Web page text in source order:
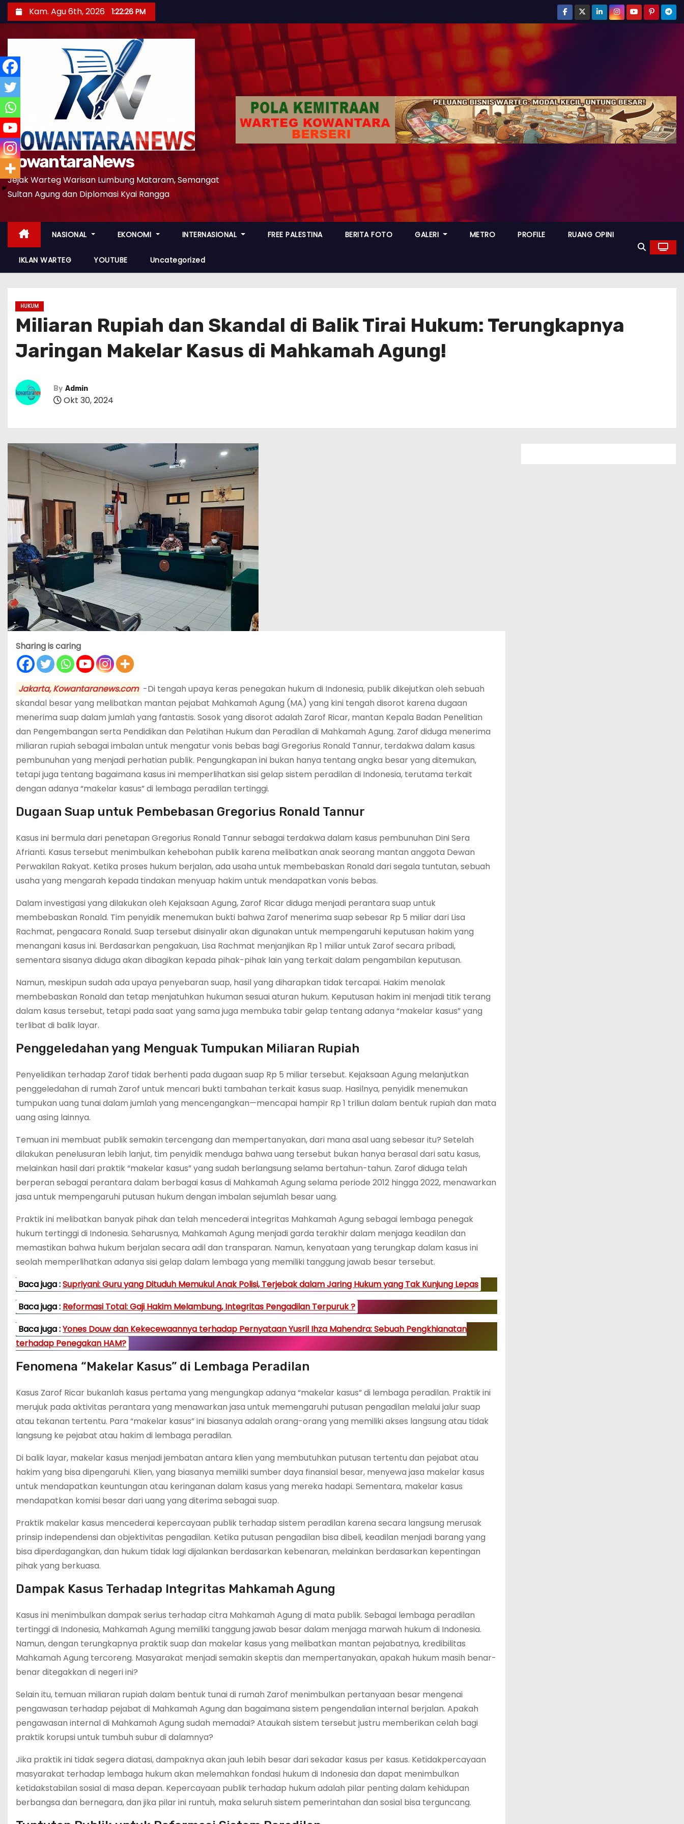
k
t
o
n
e
t
Kam. Agu 6th, 2026 1:22:27 PM
KowantaraNews
Jejak Warteg Warisan Lumbung Mataram, Semangat
Sultan Agung dan Diplomasi Kyai Rangga
NASIONAL EKONOMI INTERNASIONAL FREE PALESTINA BERITA FOTO GALERI METRO PROFILE RUANG OPINI
IKLAN WARTEG YOUTUBE Uncategorized
HUKUM
Miliaran Rupiah dan Skandal di Balik Tirai Hukum: Terungkapnya
Jaringan Makelar Kasus di Mahkamah Agung!
By Admin
Okt 30, 2024
Sharing is caring
Jakarta, Kowantaranews.com -Di tengah upaya keras penegakan hukum di Indonesia, publik dikejutkan oleh sebuah
skandal besar yang melibatkan mantan pejabat Mahkamah Agung (MA) yang kini tengah disorot karena dugaan
menerima suap dalam jumlah yang fantastis. Sosok yang disorot adalah Zarof Ricar, mantan Kepala Badan Penelitian
dan Pengembangan serta Pendidikan dan Pelatihan Hukum dan Peradilan di Mahkamah Agung. Zarof diduga menerima
miliaran rupiah sebagai imbalan untuk mengatur vonis bebas bagi Gregorius Ronald Tannur, terdakwa dalam kasus
pembunuhan yang menjadi perhatian publik. Pengungkapan ini bukan hanya tentang angka besar yang ditemukan,
tetapi juga tentang bagaimana kasus ini memperlihatkan sisi gelap sistem peradilan di Indonesia, terutama terkait
dengan adanya “makelar kasus” di lembaga peradilan tertinggi.
Dugaan Suap untuk Pembebasan Gregorius Ronald Tannur
Kasus ini bermula dari penetapan Gregorius Ronald Tannur sebagai terdakwa dalam kasus pembunuhan Dini Sera
Afrianti. Kasus tersebut menimbulkan kehebohan publik karena melibatkan anak seorang mantan anggota Dewan
Perwakilan Rakyat. Ketika proses hukum berjalan, ada usaha untuk membebaskan Ronald dari segala tuntutan, sebuah
usaha yang mengarah kepada tindakan menyuap hakim untuk mendapatkan vonis bebas.
Dalam investigasi yang dilakukan oleh Kejaksaan Agung, Zarof Ricar diduga menjadi perantara suap untuk
membebaskan Ronald. Tim penyidik menemukan bukti bahwa Zarof menerima suap sebesar Rp 5 miliar dari Lisa
Rachmat, pengacara Ronald. Suap tersebut disinyalir akan digunakan untuk mempengaruhi keputusan hakim yang
menangani kasus ini. Berdasarkan pengakuan, Lisa Rachmat menjanjikan Rp 1 miliar untuk Zarof secara pribadi,
sementara sisanya diduga akan dibagikan kepada pihak-pihak lain yang terkait dalam pengambilan keputusan.
Namun, meskipun sudah ada upaya penyebaran suap, hasil yang diharapkan tidak tercapai. Hakim menolak
membebaskan Ronald dan tetap menjatuhkan hukuman sesuai aturan hukum. Keputusan hakim ini menjadi titik terang
dalam kasus tersebut, tetapi pada saat yang sama juga membuka tabir gelap tentang adanya “makelar kasus” yang
terlibat di balik layar.
Penggeledahan yang Menguak Tumpukan Miliaran Rupiah
Penyelidikan terhadap Zarof tidak berhenti pada dugaan suap Rp 5 miliar tersebut. Kejaksaan Agung melanjutkan
penggeledahan di rumah Zarof untuk mencari bukti tambahan terkait kasus suap. Hasilnya, penyidik menemukan
tumpukan uang tunai dalam jumlah yang mencengangkan—mencapai hampir Rp 1 triliun dalam bentuk rupiah dan mata
uang asing lainnya.
Temuan ini membuat publik semakin tercengang dan mempertanyakan, dari mana asal uang sebesar itu? Setelah
dilakukan penelusuran lebih lanjut, tim penyidik menduga bahwa uang tersebut bukan hanya berasal dari satu kasus,
melainkan hasil dari praktik “makelar kasus” yang sudah berlangsung selama bertahun-tahun. Zarof diduga telah
berperan sebagai perantara dalam berbagai kasus di Mahkamah Agung selama periode 2012 hingga 2022, menawarkan
jasa untuk mempengaruhi putusan hukum dengan imbalan sejumlah besar uang.
Praktik ini melibatkan banyak pihak dan telah mencederai integritas Mahkamah Agung sebagai lembaga penegak
hukum tertinggi di Indonesia. Seharusnya, Mahkamah Agung menjadi garda terakhir dalam menjaga keadilan dan
memastikan bahwa hukum berjalan secara adil dan transparan. Namun, kenyataan yang terungkap dalam kasus ini
seolah memperlihatkan adanya sisi gelap dalam lembaga yang memiliki tanggung jawab besar tersebut.
Baca juga :Supriyani: Guru yang Dituduh Memukul Anak Polisi, Terjebak dalam Jaring Hukum yang Tak Kunjung Lepas
Baca juga : Reformasi Total: Gaji Hakim Melambung, Integritas Pengadilan Terpuruk ?
Baca juga :Yones Douw dan Kekecewaannya terhadap Pernyataan Yusril Ihza Mahendra: Sebuah Pengkhianatan
terhadap Penegakan HAM?
Fenomena “Makelar Kasus” di Lembaga Peradilan
Kasus Zarof Ricar bukanlah kasus pertama yang mengungkap adanya “makelar kasus” di lembaga peradilan. Praktik ini
merujuk pada aktivitas perantara yang menawarkan jasa untuk memengaruhi putusan pengadilan melalui jalur suap
atau tekanan tertentu. Para “makelar kasus” ini biasanya adalah orang-orang yang memiliki akses langsung atau tidak
langsung ke pejabat atau hakim di lembaga peradilan.
Di balik layar, makelar kasus menjadi jembatan antara klien yang membutuhkan putusan tertentu dan pejabat atau
hakim yang bisa dipengaruhi. Klien, yang biasanya memiliki sumber daya finansial besar, menyewa jasa makelar kasus
untuk mendapatkan keuntungan atau keringanan dalam kasus yang mereka hadapi. Sementara, makelar kasus
mendapatkan komisi besar dari uang yang diterima sebagai suap.
Praktik makelar kasus mencederai kepercayaan publik terhadap sistem peradilan karena secara langsung merusak
prinsip independensi dan objektivitas pengadilan. Ketika putusan pengadilan bisa dibeli, keadilan menjadi barang yang
bisa diperdagangkan, dan hukum tidak lagi dijalankan berdasarkan kebenaran, melainkan berdasarkan kepentingan
pihak yang berkuasa.
Dampak Kasus Terhadap Integritas Mahkamah Agung
Kasus ini menimbulkan dampak serius terhadap citra Mahkamah Agung di mata publik. Sebagai lembaga peradilan
tertinggi di Indonesia, Mahkamah Agung memiliki tanggung jawab besar dalam menjaga marwah hukum di Indonesia.
Namun, dengan terungkapnya praktik suap dan makelar kasus yang melibatkan mantan pejabatnya, kredibilitas
Mahkamah Agung tercoreng. Masyarakat menjadi semakin skeptis dan mempertanyakan, apakah hukum masih benar-
benar ditegakkan di negeri ini?
Selain itu, temuan miliaran rupiah dalam bentuk tunai di rumah Zarof menimbulkan pertanyaan besar mengenai
pengawasan terhadap pejabat di Mahkamah Agung dan bagaimana sistem pengendalian internal berjalan. Apakah
pengawasan internal di Mahkamah Agung sudah memadai? Ataukah sistem tersebut justru memberikan celah bagi
praktik korupsi untuk tumbuh subur di dalamnya?
Jika praktik ini tidak segera diatasi, dampaknya akan jauh lebih besar dari sekadar kasus per kasus. Ketidakpercayaan
masyarakat terhadap lembaga hukum akan melemahkan fondasi hukum di Indonesia dan dapat menimbulkan
ketidakstabilan sosial di masa depan. Kepercayaan publik terhadap hukum adalah pilar penting dalam kehidupan
berbangsa dan bernegara, dan jika pilar ini runtuh, maka seluruh sistem pemerintahan dan sosial bisa terguncang.